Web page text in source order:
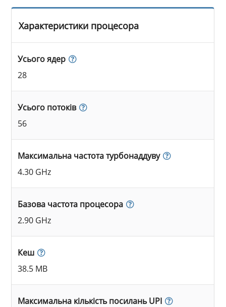
Характеристики процесора
Усього ядер
28
Усього потоків
56
Максимальна частота турбонаддуву
4.30 GHz
Базова частота процесора
2.90 GHz
Кеш
38.5 MB
Максимальна кількість посилань UPI